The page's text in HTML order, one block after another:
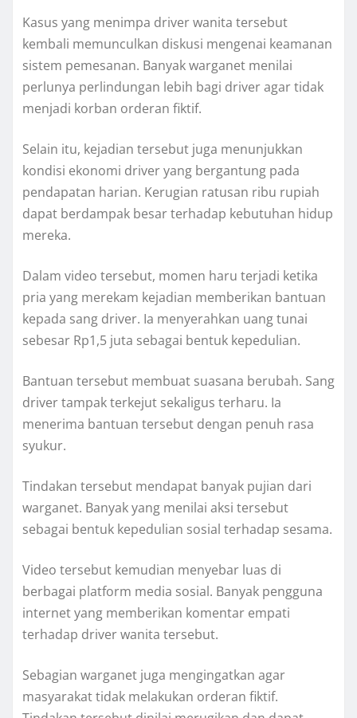
Kasus yang menimpa driver wanita tersebut
kembali memunculkan diskusi mengenai keamanan
sistem pemesanan. Banyak warganet menilai
perlunya perlindungan lebih bagi driver agar tidak
menjadi korban orderan fiktif.
Selain itu, kejadian tersebut juga menunjukkan
kondisi ekonomi driver yang bergantung pada
pendapatan harian. Kerugian ratusan ribu rupiah
dapat berdampak besar terhadap kebutuhan hidup
mereka.
Dalam video tersebut, momen haru terjadi ketika
pria yang merekam kejadian memberikan bantuan
kepada sang driver. Ia menyerahkan uang tunai
sebesar Rp1,5 juta sebagai bentuk kepedulian.
Bantuan tersebut membuat suasana berubah. Sang
driver tampak terkejut sekaligus terharu. Ia
menerima bantuan tersebut dengan penuh rasa
syukur.
Tindakan tersebut mendapat banyak pujian dari
warganet. Banyak yang menilai aksi tersebut
sebagai bentuk kepedulian sosial terhadap sesama.
Video tersebut kemudian menyebar luas di
berbagai platform media sosial. Banyak pengguna
internet yang memberikan komentar empati
terhadap driver wanita tersebut.
Sebagian warganet juga mengingatkan agar
masyarakat tidak melakukan orderan fiktif.